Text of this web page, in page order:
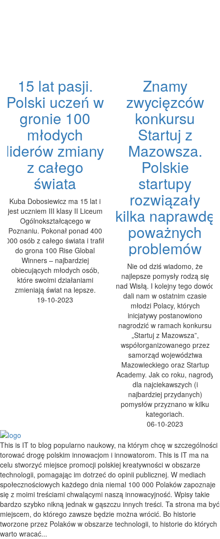
15 lat pasji.
Polski uczeń w
gronie 100
młodych
liderów zmiany
z całego
świata
Kuba Dobosiewicz ma 15 lat i
jest uczniem III klasy II Liceum
Ogólnokształcącego w
Poznaniu. Pokonał ponad 400
000 osób z całego świata i trafił
do grona 100 Rise Global
Winners – najbardziej
obiecujących młodych osób,
które swoimi działaniami
zmieniają świat na lepsze.
19-10-2023
Znamy
zwycięzców
konkursu
Startuj z
Mazowsza.
Polskie
startupy
rozwiązały
kilka naprawdę
poważnych
problemów
Nie od dziś wiadomo, że
najlepsze pomysły rodzą się
nad Wisłą. I kolejny tego dowód
dali nam w ostatnim czasie
młodzi Polacy, których
inicjatywy postanowiono
nagrodzić w ramach konkursu
„Startuj z Mazowsza”,
współorganizowanego przez
samorząd województwa
Mazowieckiego oraz Startup
Academy. Jak co roku, nagrody
dla najciekawszych (i
najbardziej przydanych)
pomysłów przyznano w kilku
kategoriach.
06-10-2023
This is IT to blog popularno naukowy, na którym chcę w szczególności
torować drogę polskim innowacjom i innowatorom. This is IT ma na
celu stworzyć miejsce promocji polskiej kreatywności w obszarze
technologii, pomagając im dotrzeć do opinii publicznej. W mediach
społecznościowych każdego dnia niemal 100 000 Polaków zapoznaje
się z moimi treściami chwalącymi naszą innowacyjność. Wpisy takie
bardzo szybko nikną jednak w gąszczu innych treści. Ta strona ma być
miejscem, do którego zawsze będzie można wrócić. Bo historie
tworzone przez Polaków w obszarze technologii, to historie do których
warto wracać...